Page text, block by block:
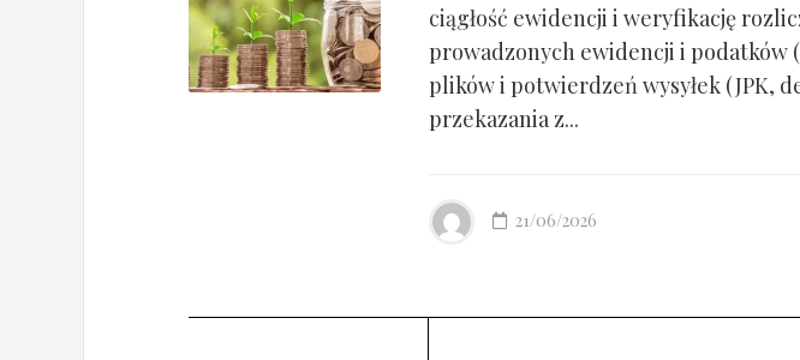
ciągłość ewidencji i weryfikację
prowadzonych ewidencji i podatków
plików i potwierdzeń wysyłek (JPK,
przekazania z...
21/06/2026